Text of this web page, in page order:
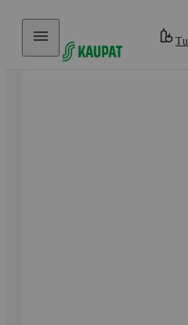
Hyppää sisältöön